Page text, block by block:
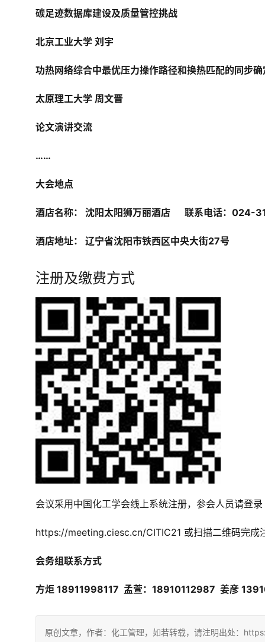
碳足迹数据库建设及质量管控挑战
北京工业大学 刘宇
功热网络综合中最优压力操作路径和换热匹配的同步确
太原理工大学 周文晋
论文演讲交流
……
大会地点
酒店名称： 沈阳太阳狮万丽酒店      联系电话：
酒店地址： 辽宁省沈阳市铁西区中央大街27号
注册及缴费方式
会议采用中国化工学会线上系统注册，参会人员请登录
https://meeting.ciesc.cn/CITIC21 或扫描二维码完成
会务组联系方式
方炬 18911998117  孟萱：18910112987  姜彦
原创文章，作者：化工管理，如若转载，请注明出处：